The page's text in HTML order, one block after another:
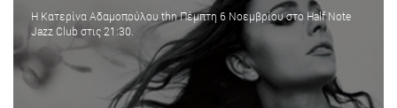
H Κατερίνα Αδαμοπούλου thn Πέμπτη 6 Νοεμβρίου στο Half Note
Jazz Club στις 21:30.